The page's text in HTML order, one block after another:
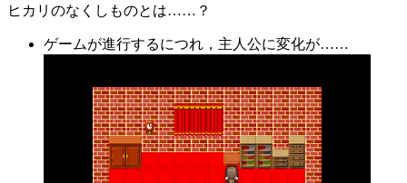
ヒカリのなくしものとは……？
ゲームが進行するにつれ，主人公に変化が……